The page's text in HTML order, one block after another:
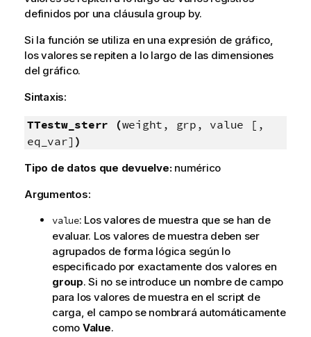
definidos por una cláusula group by.
Si la función se utiliza en una expresión de gráfico,
los valores se repiten a lo largo de las dimensiones
del gráfico.
Sintaxis:
TTestw_sterr (weight, grp, value [,
eq_var] )
Tipo de datos que devuelve: numérico
Argumentos:
value: Los valores de muestra que se han de
evaluar. Los valores de muestra deben ser
agrupados de forma lógica según lo
especificado por exactamente dos valores en
group. Si no se introduce un nombre de campo
para los valores de muestra en el script de
carga, el campo se nombrará automáticamente
como Value.